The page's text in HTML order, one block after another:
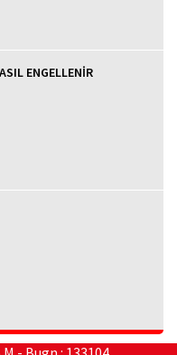
ENGELLENİR